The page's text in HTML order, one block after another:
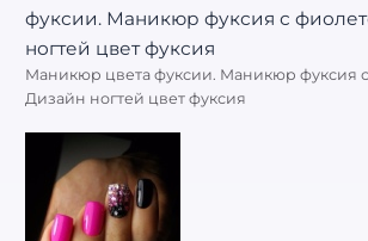
Маникюр цвета фуксии. Маникюр фуксия
Дизайн ногтей цвет фуксия